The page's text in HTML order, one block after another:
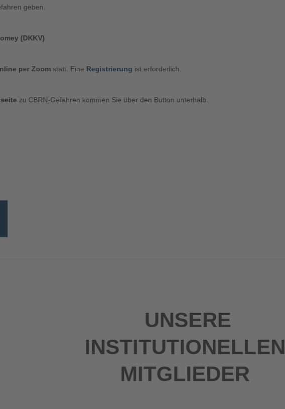
geben.
(DKKV)
per Zoom statt. Eine Registrierung ist erforderlich.
zu CBRN-Gefahren kommen Sie über den Button unterhalb.
UNSERE
INSTITUTIONELLEN
MITGLIEDER